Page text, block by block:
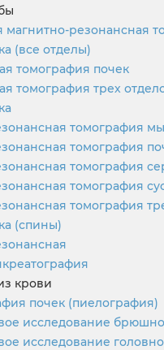
магнитно-резонансная
(все отделы)
томография почек
томография трех
томография
томография
томография
томография
томография
(спины)
крови
почек (пиелография)
исследование
исследование